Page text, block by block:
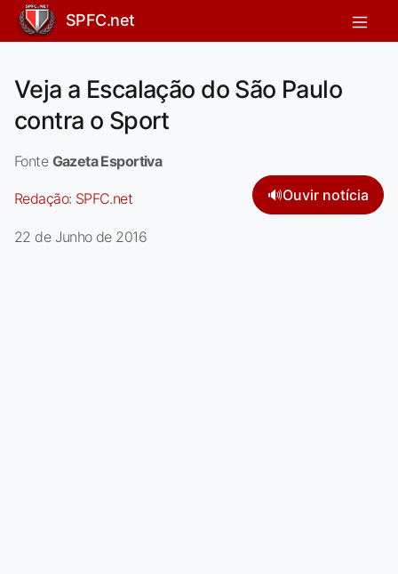
SPFC.net
Veja a Escalação do São Paulo
contra o Sport
Fonte Gazeta Esportiva
Redação: SPFC.net 🔊Ouvir notícia
22 de Junho de 2016